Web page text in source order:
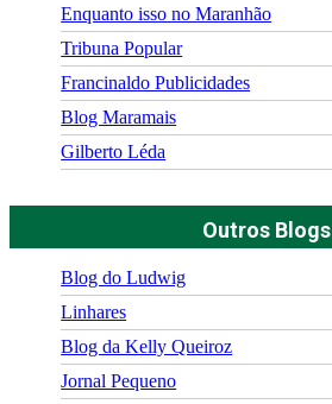
Enquanto isso no Maranhão
Tribuna Popular
Francinaldo Publicidades
Blog Maramais
Gilberto Léda
Outros Blogs
Blog do Ludwig
Linhares
Blog da Kelly Queiroz
Jornal Pequeno